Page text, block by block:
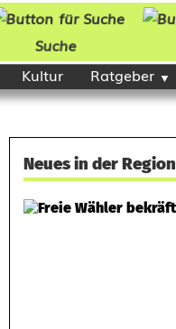
Suche
Kultur Ratgeber
Neues in der Region